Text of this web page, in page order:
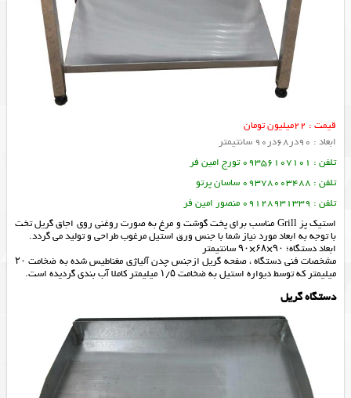
قیمت : 22میلیون تومان
ابعاد : 90در68در90 سانتیمتر
تلفن : 09356107101 تورج امین فر
تلفن : 09378003488 ساسان پرتو
تلفن : 09128931339 منصور امین فر
استیک پز Grill مناسب برای پخت گوشت و مرغ به صورت روغنی روی اجاق گریل تخت
با توجه به ابعاد مورد نیاز شما با جنس ورق استیل مرغوب طراحی و تولید می گردد.
ابعاد دستگاه؛ ۹۰×۶۸×۹۰ سانتیمتر
مشخصات فنی دستگاه ، صفحه گریل ازجنس چدن آلیاژی مغناطیس شده به ضخامت ۲۰
میلیمتر که توسط دیواره استیل به ضخامت ۱/۵ میلیمتر کاملا آب بندی گردیده است.
دستگاه گریل